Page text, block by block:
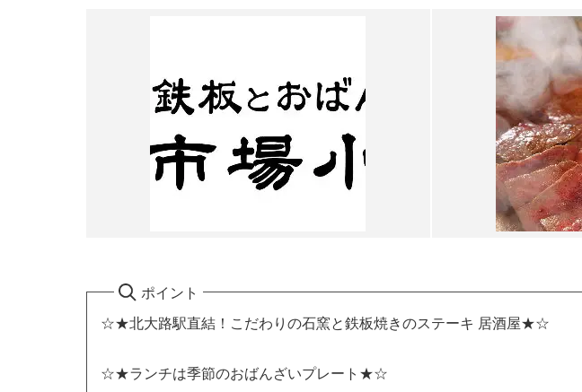
ポイント
☆★北大路駅直結！こだわりの石窯と鉄板焼きのステーキ 居酒屋★☆
☆★ランチは季節のおばんざいプレート★☆